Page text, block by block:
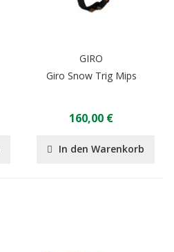
GIRO
Giro Snow Trig Mips
160,00 €
In den Warenkorb